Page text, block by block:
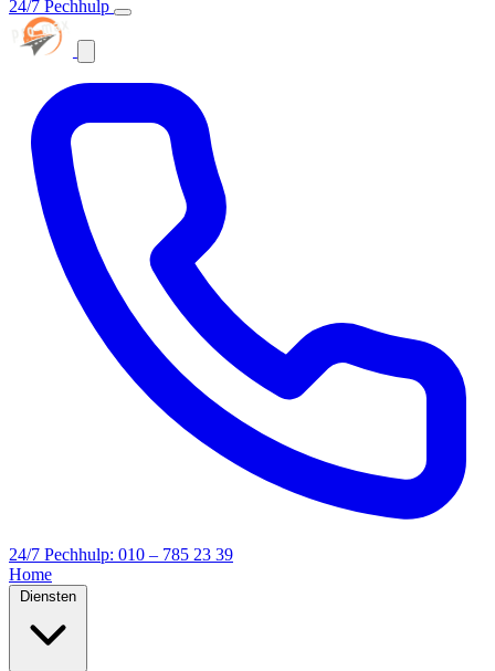
24/7 Pechhulp
24/7 Pechhulp: 010 – 785 23 39
Home